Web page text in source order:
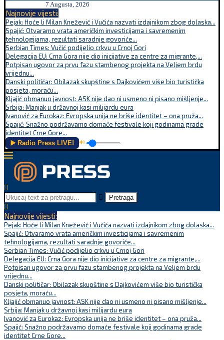
7 Augusta, 2026
Najnovije vijesti:
Pejak: Hoće li Milan Knežević i Vučića nazvati izdajnikom zbog dolaska...
Spajić: Otvaramo vrata američkim investicijama i savremenim
tehnologijama, rezultati saradnje govoriće...
Serbian Times: Vučić podijelio crkvu u Crnoj Gori
Delegacija EU: Crna Gora nije dio inicijative za centre za migrante,...
Potpisan ugovor za prvu fazu stambenog projekta na Veljem brdu
vrijednu...
Danski političar: Obilazak skupštine s Dajkovićem više bio turistička
posjeta, moraću...
Kljajić obmanuo javnost: ASK nije dao ni usmeno ni pisano mišljenje...
Srbija: Manjak u državnoj kasi milijardu eura
Ivanović za Eurokaz: Evropska unija ne briše identitet – ona pruža...
Spajić: Snažno podržavamo domaće festivale koji godinama grade
identitet Crne Gore...
▶️ Radio Press LIVE! 🔊
Pretraga
Najnovije vijesti:
Pejak: Hoće li Milan Knežević i Vučića nazvati izdajnikom zbog dolaska...
Spajić: Otvaramo vrata američkim investicijama i savremenim
tehnologijama, rezultati saradnje govoriće...
Serbian Times: Vučić podijelio crkvu u Crnoj Gori
Delegacija EU: Crna Gora nije dio inicijative za centre za migrante,...
Potpisan ugovor za prvu fazu stambenog projekta na Veljem brdu
vrijednu...
Danski političar: Obilazak skupštine s Dajkovićem više bio turistička
posjeta, moraću...
Kljajić obmanuo javnost: ASK nije dao ni usmeno ni pisano mišljenje...
Srbija: Manjak u državnoj kasi milijardu eura
Ivanović za Eurokaz: Evropska unija ne briše identitet – ona pruža...
Spajić: Snažno podržavamo domaće festivale koji godinama grade
identitet Crne Gore...